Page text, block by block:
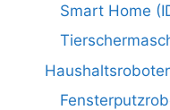
Smart Home
Haushaltsroboter